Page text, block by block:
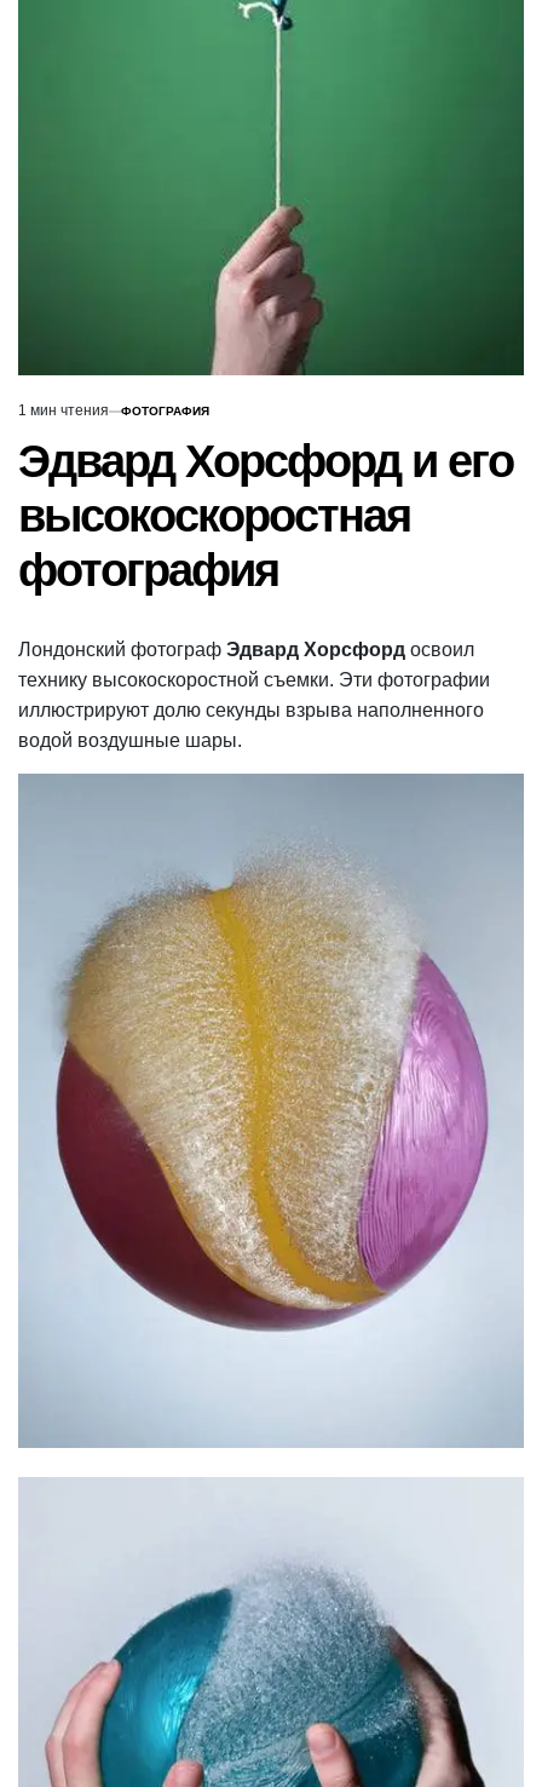
Расчётное
время
чтения
1 мин чтения
ОПУБЛИКОВАНО
ФОТОГРАФИЯ
Эдвард Хорсфорд и его
высокоскоростная
фотография
Лондонский фотограф Эдвард Хорсфорд освоил
технику высокоскоростной съемки. Эти фотографии
иллюстрируют долю секунды взрыва наполненного
водой воздушные шары.